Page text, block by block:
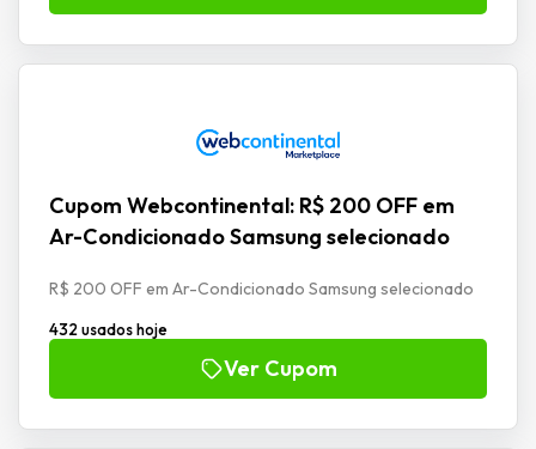
Cupom Webcontinental: R$ 200 OFF em
Ar-Condicionado Samsung selecionado
R$ 200 OFF em Ar-Condicionado Samsung selecionado
432 usados hoje
Ver Cupom